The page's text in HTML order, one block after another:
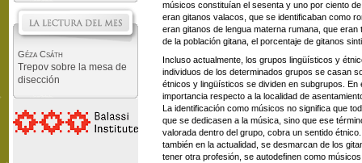
Géza Csáth
Trepov sobre la mesa de
disección
músicos constituían el sesenta y uno por ciento
eran gitanos valacos, que se identificaban como
eran gitanos de lengua materna rumana, que
de la población gitana, el porcentaje de gitanos
Incluso actualmente, los grupos lingüísticos y
individuos de los determinados grupos se casan
étnicos y lingüísticos se dividen en subgrupos.
importancia respecto a la localidad de
La identificación como músicos no significa que
que se dedicasen a la música, sino que ese
valorada dentro del grupo, cobra un sentido
también en la actualidad, se desmarcan de los
tener otra profesión, se autodefinen como